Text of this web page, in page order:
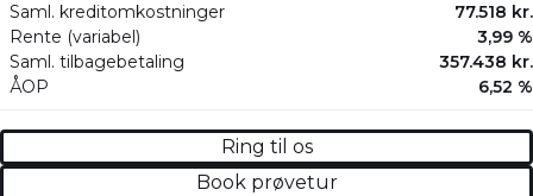
Saml. kreditomkostninger
77.518 kr.
Rente (variabel)
3,99 %
Saml. tilbagebetaling
357.438 kr.
ÅOP
6,52 %
Ring til os
Book prøvetur